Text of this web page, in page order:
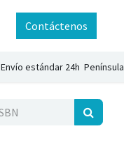
Contáctenos
Envío estándar 24h Península